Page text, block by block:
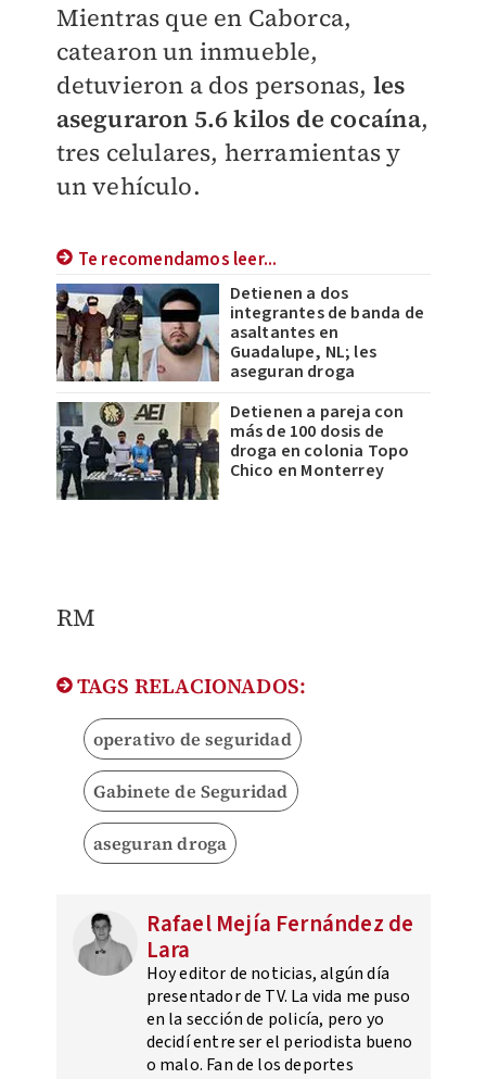
Mientras que en Caborca,
catearon un inmueble,
detuvieron a dos personas, les
aseguraron 5.6 kilos de cocaína,
tres celulares, herramientas y
un vehículo.
Te recomendamos leer...
Detienen a dos
integrantes de banda de
asaltantes en
Guadalupe, NL; les
aseguran droga
Detienen a pareja con
más de 100 dosis de
droga en colonia Topo
Chico en Monterrey
RM
TAGS RELACIONADOS:
operativo de seguridad
Gabinete de Seguridad
aseguran droga
Rafael Mejía Fernández de
Lara
Hoy editor de noticias, algún día
presentador de TV. La vida me puso
en la sección de policía, pero yo
decidí entre ser el periodista bueno
o malo. Fan de los deportes